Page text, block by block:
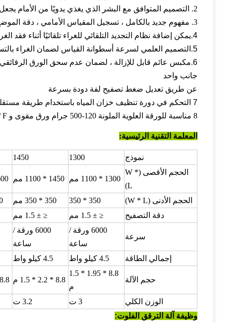
2. التصميم المتوافق مع البشر الذي يغذي يدويًا من الأمام يجعل التسليم أكثر سهولة وكفاءة.
3. مفهوم جديد بالكامل ، تسجيل المقياس الأمامي ، دقة الموضع العالية ، الصفيحة السفلية لا تتجاوز أبدًا الورقة العلوية.
4.يمكن إضافة نظام التجديد التلقائي للغراء تلقائيًا أثناء فقد
5.التصميم العلمي لسرعة أسطوانة القياس لضمان الغراء
6.مكبس عائم قابل للإزالة ، لضمان عدم سحق الورق
جانب واحد
عن طريق تعديل ضغط تصفيح لفة دودة بسرعة
7 التحكم في دورة تنظيف خزان المياه باستخدام طريقة
8 مناسبة للورقة العلوية الملونة 1
20 -500 جرام ورق مقوى و A / B / C / D / E / F تصفيح الورق المموج ؛
المعلمة التقنية الرئيسية:
نموذج 1300
1450
الحجم الأقصى (W *
L)
1300 * 1100 مم 1450 * 1100 مم 1600 *
الحجم الأدنى (W * L) 350 * 350 350 * 350 مم
دقة التصفيح
≤ ± 1.5 مم ≤ ± 1.5 مم
سرعة
6000 ورقة /
ساعة
6000 ورقة /
ساعة
إجمالي الطاقة
4.5 كيلو واط 4.5 كيلو واط
حجم الآلة
8.8 * 1.95 * 1.5
م
8.8 * 2.2 * 1.5 م 8.8 * 2.5 * 1.5 م
الوزن الكلي 3 ت 3.2 ت
وظيفة آلة الترقق الفلوت: